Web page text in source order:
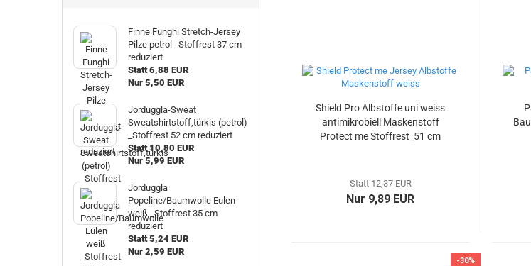
Shield Pro Albstoffe uni weiss
antimikrobiell Maskenstoff
Protect me Stoffrest_51 cm
Statt 12,37 EUR
Nur 9,89 EUR
-30%
Finne Funghi Stretch-Jersey
Pilze petrol _Stoffrest 37 cm
reduziert
Statt 6,88 EUR
Nur 5,50 EUR
Jorduggla-Sweat
Sweatshirtstoff,türkis (petrol)
_Stoffrest 52 cm reduziert
Statt 10,80 EUR
Nur 5,99 EUR
Jorduggla
Popeline/Baumwolle Eulen
weiß _Stoffrest 35 cm
reduziert
Statt 5,24 EUR
Nur 2,59 EUR